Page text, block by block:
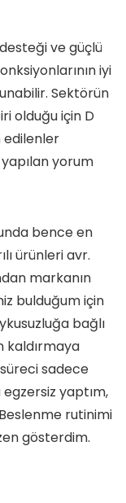
ve güçlü
iyi
Sektörün
olduğu için D
edilenler
yorum
bence en
ürünleri avr.
markanın
bulduğum için
bağlı
kaldırmaya
sadece
yaptım,
rutinimi
gösterdim.